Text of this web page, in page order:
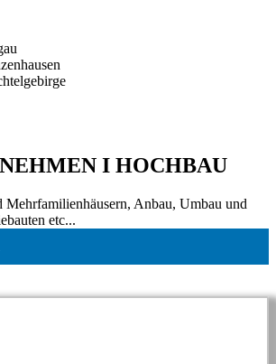
I HOCHBAU
Anbau, Umbau und
etc...